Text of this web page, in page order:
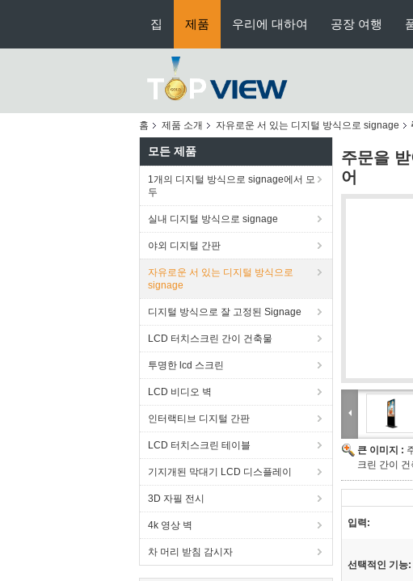
집 제품 우리에 대하여 공장 여행
홈 제품 소개 자유로운 서 있는 디지털 방식으로 signage
모든 제품
1개의 디지털 방식으로 signage에서 모
두
실내 디지털 방식으로 signage
야외 디지털 간판
자유로운 서 있는 디지털 방식으로
signage
디지털 방식으로 잘 고정된 Signage
LCD 터치스크린 간이 건축물
투명한 lcd 스크린
LCD 비디오 벽
인터랙티브 디지털 간판
LCD 터치스크린 테이블
기지개된 막대기 LCD 디스플레이
3D 자필 전시
4k 영상 벽
차 머리 받침 감시자
주문을
어
큰 이미지 :
크린 간이
입력:
선택적인 기능: